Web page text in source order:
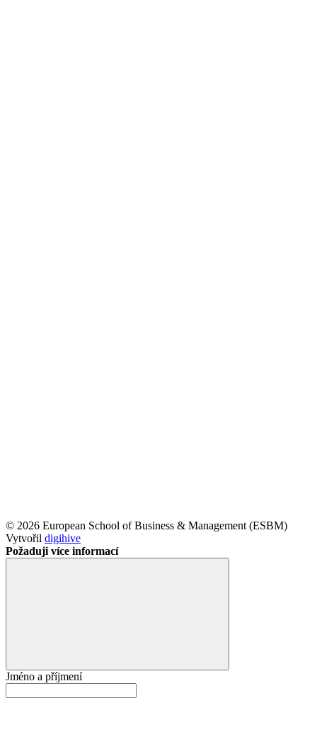
© 2026 European School of Business & Management (ESBM)
Vytvořil digihive
Požaduji více informací
Jméno a příjmení